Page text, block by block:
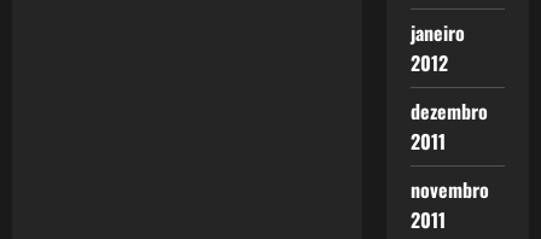
janeiro
2012
dezembro
2011
novembro
2011